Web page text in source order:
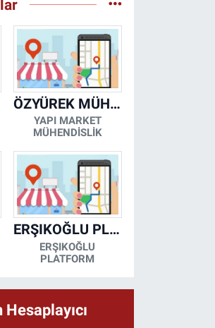
ÖZYÜREK MÜHENDİSLİK
YAPI MARKET
MÜHENDİSLİK
ERŞIKOĞLU PLATFORM
ERŞIKOĞLU
PLATFORM
Hesaplayıcı